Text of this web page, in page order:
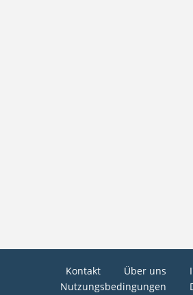
Kontakt Über uns
Nutzungsbedingungen